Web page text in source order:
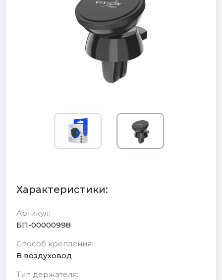
Характеристики:
Артикул:
БП-00000998
Способ крепления:
В воздуховод
Тип держателя: